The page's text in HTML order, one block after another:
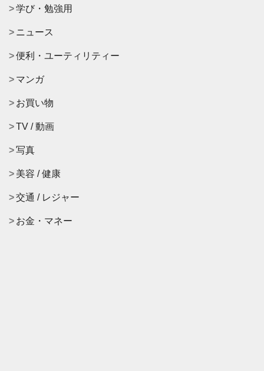
学び・勉強用
ニュース
便利・ユーティリティー
マンガ
お買い物
TV / 動画
写真
美容 / 健康
交通 / レジャー
お金・マネー